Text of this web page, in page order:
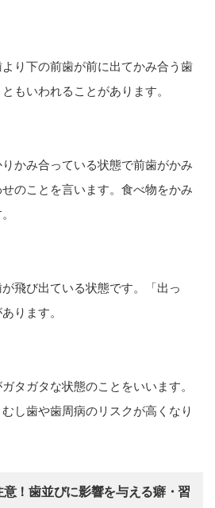
り下の前歯が前に出てかみ合う歯
もいわれることがあります。
かみ合っている状態で前歯がかみ
のことを言います。食べ物をかみ
飛び出ている状態です。「出っ
ります。
タガタな状態のことをいいます。
し歯や歯周病のリスクが高くなり
！歯並びに影響を与える癖・習